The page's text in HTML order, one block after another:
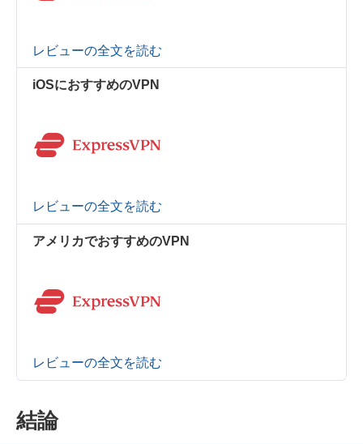
レビューの全文を読む
iOSにおすすめのVPN
レビューの全文を読む
アメリカでおすすめのVPN
レビューの全文を読む
結論